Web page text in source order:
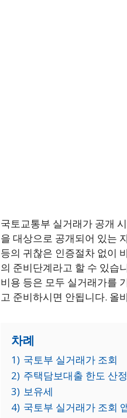
국토교통부 실거래가 공개
을 대상으로 공개되어 있는
등의 귀찮은 인증절차 없이
의 준비단계라고 할 수 있습
비용 등은 모두 실거래가를
고 준비하시면 안됩니다. 올
차례
1) 국토부 실거래가 조회
2) 주택담보대출 한도 산정
3) 보유세
4) 국토부 실거래가 조회